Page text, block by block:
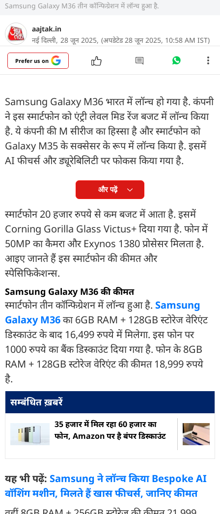
Samsung Galaxy M36 तीन कॉन्फिग्रेशन में लॉन्च हुआ है.
aajtak.in
नई दिल्ली, 28 जून 2025, (अपडेटेड 28 जून 2025, 10:58 AM IST)
Prefer us on
Samsung Galaxy M36 भारत में लॉन्च हो गया है. कंपनी
ने इस स्मार्टफोन को एंट्री लेवल मिड रेंज बजट में लॉन्च किया
है. ये कंपनी की M सीरीज का हिस्सा है और स्मार्टफोन को
Galaxy M35 के सक्सेसर के रूप में लॉन्च किया है. इसमें
AI फीचर्स और ड्यूरेबिलिटी पर फोकस किया गया है.
और पढ़ें
स्मार्टफोन 20 हजार रुपये से कम बजट में आता है. इसमें
Corning Gorilla Glass Victus+ दिया गया है. फोन में
50MP का कैमरा और Exynos 1380 प्रोसेसर मिलता है.
आइए जानते हैं इस स्मार्टफोन की कीमत और
स्पेसिफिकेशन्स.
Samsung Galaxy M36 की कीमत
स्मार्टफोन तीन कॉन्फिग्रेशन में लॉन्च हुआ है. Samsung
Galaxy M36का 6GB RAM + 128GB स्टोरेज वेरिएंट
डिस्काउंट के बाद 16,499 रुपये में मिलेगा. इस फोन पर
1000 रुपये का बैंक डिस्काउंट दिया गया है. फोन के 8GB
RAM + 128GB स्टोरेज वेरिएंट की कीमत 18,999 रुपये
है.
सम्बंधित ख़बरें
35 हजार में मिल रहा 60 हजार का
फोन, Amazon पर है बंपर डिस्काउंट
यह भी पढ़ें: Samsung ने लॉन्च किया Bespoke AI
वॉशिंग मशीन, मिलते हैं खास फीचर्स, जानिए कीमत